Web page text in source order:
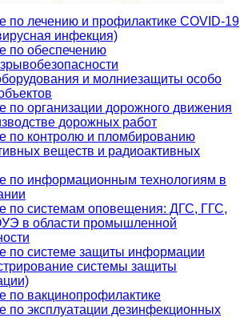
по лечению и профилактике COVID-19
инфекция)
по обеспечению
и молниезащиты особо
по организации дорожного движения
дорожных работ
по контролю и пломбированию
веществ и радиоактивных
по информационным технологиям в
по системам оповещения: ДГС, ГГС,
в области промышленной
по системе защиты информации
системы защиты
по вакцинопрофилактике
по эксплуатации дезинфекционных